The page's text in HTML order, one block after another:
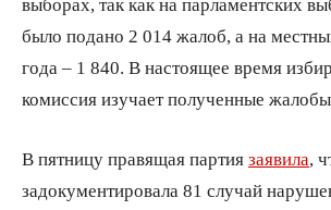
было подано 2 014 жалоб, а на
года – 1 840. В настоящее время
комиссия изучает полученные жалобы.
В пятницу правящая партия заявила ,
задокументировала 81 случай